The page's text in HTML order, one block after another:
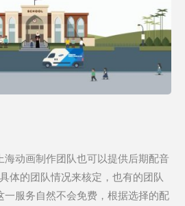
海动画制作团队也可以提供后期配音
体的团队情况来核定，也有的团队
一服务自然不会免费，根据选择的配